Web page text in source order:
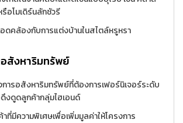
รือโมเดิร์นลักชัวรี
คล้องกับการแต่งบ้านในสไตล์หรูหรา
สังหาริมทรัพย์
การอสังหาริมทรัพย์ที่ต้องการเฟอร์นิเจอร์ระดับ
งดูดลูกค้ากลุ่มไฮเอนด์
ที่มีความพิเศษเพื่อเพิ่มมูลค่าให้โครงการ